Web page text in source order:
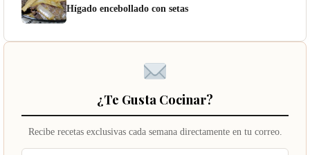
Hígado encebollado con setas
¿Te Gusta Cocinar?
Recibe recetas exclusivas cada semana directamente en tu correo.